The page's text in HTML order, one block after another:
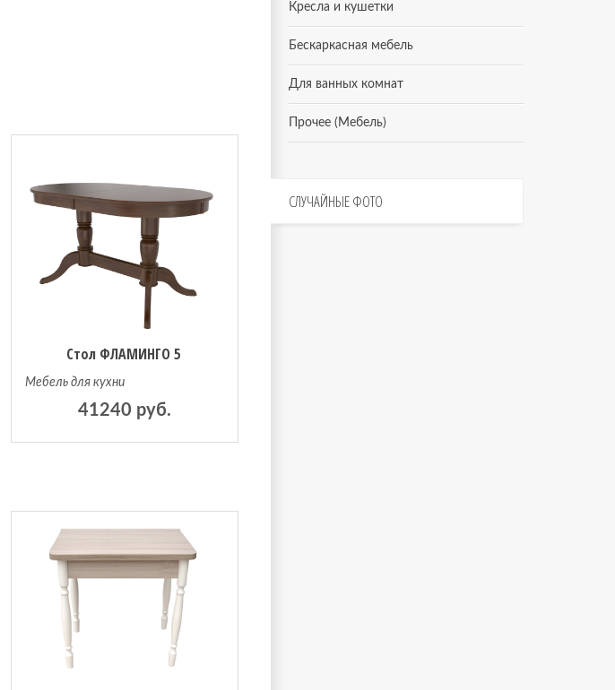
Стол ФЛАМИНГО 5
Мебель для кухни
41240 руб.
Кресла и кушетки
Бескаркасная мебель
Для ванных комнат
Прочее (Мебель)
СЛУЧАЙНЫЕФОТО